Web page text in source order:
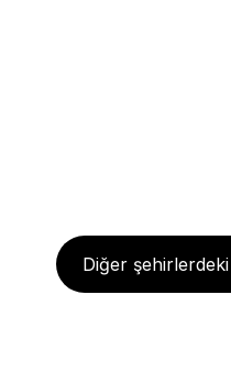
Diğer